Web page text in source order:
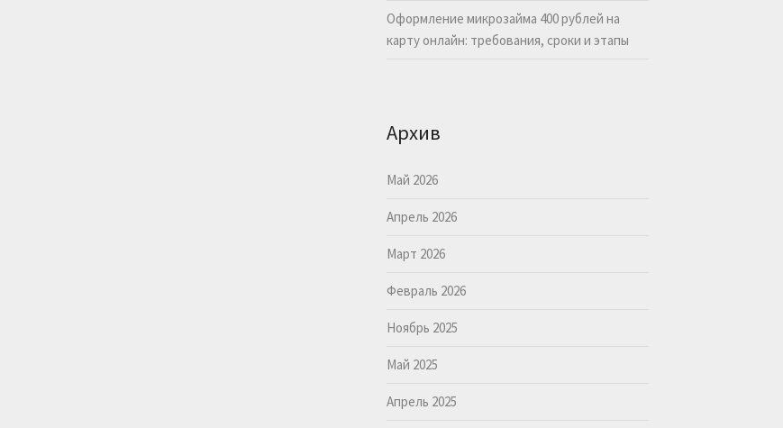
Оформление микрозайма 400 рублей на
карту онлайн: требования, сроки и этапы
Архив
Май 2026
Апрель 2026
Март 2026
Февраль 2026
Ноябрь 2025
Май 2025
Апрель 2025